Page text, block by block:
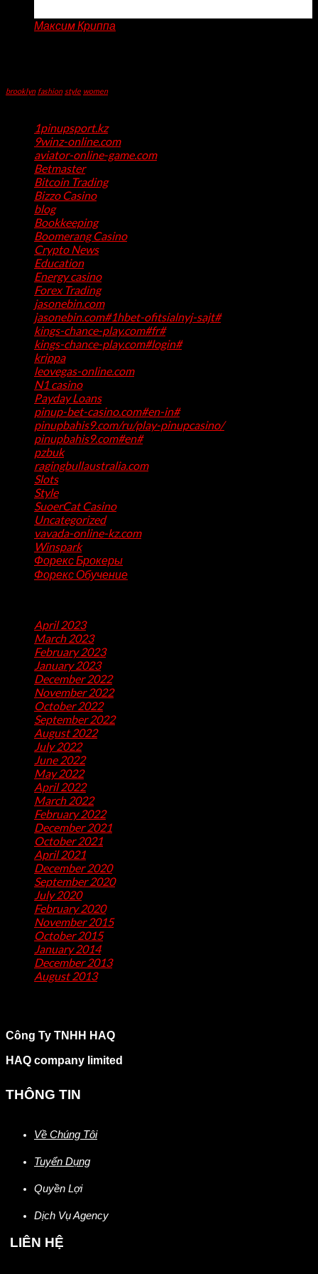
Locate
Максим Криппа
brooklyn fashion style women
1pinupsport.kz(1)
9winz-online.com(1)
aviator-online-game.com(1)
Betmaster(1)
Bitcoin Trading(1)
Bizzo Casino(1)
blog(17)
Bookkeeping(1)
Boomerang Casino(1)
Crypto News(4)
Education(1)
Energy casino(1)
Forex Trading(4)
jasonebin.com(1)
jasonebin.com#1hbet-ofitsialnyj-sajt#(1)
kings-chance-play.com#fr#(1)
kings-chance-play.com#login#(1)
krippa(1)
leovegas-online.com(1)
N1 casino(1)
Payday Loans(3)
pinup-bet-casino.com#en-in#(1)
pinupbahis9.com/ru/play-pinupcasino/(1)
pinupbahis9.com#en#(1)
pzbuk(1)
ragingbullaustralia.com(1)
Slots(1)
Style(5)
SuoerCat Casino(1)
Uncategorized(199)
vavada-online-kz.com(1)
Winspark(1)
Форекс Брокеры
Форекс Обучение
April 2023(7)
March 2023(28)
February 2023(26)
January 2023(47)
December 2022(50)
November 2022(9)
October 2022(32)
September 2022(10)
August 2022(13)
July 2022(10)
June 2022(5)
May 2022(1)
April 2022(2)
March 2022(1)
February 2022(2)
December 2021
October 2021
April 2021
December 2020(2)
September 2020(1)
July 2020(2)
February 2020(1)
November 2015(1)
October 2015(2)
January 2014(1)
December 2013(2)
August 2013(2)
Công Ty TNHH HAQ
HAQ company limited
THÔNG TIN
Về Chúng Tôi
Tuyển Dụng
Quyền Lợi
Dịch Vụ Agency
LIÊN HỆ